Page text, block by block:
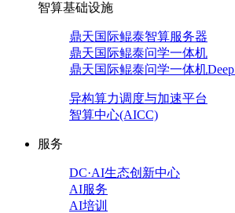
智算基础设施
鼎天国际鲲泰智算服务器
鼎天国际鲲泰问学一体机
鼎天国际鲲泰问学一体机
异构算力调度与加速平台
智算中心(AICC)
服务
DC·AI生态创新中心
AI服务
AI培训